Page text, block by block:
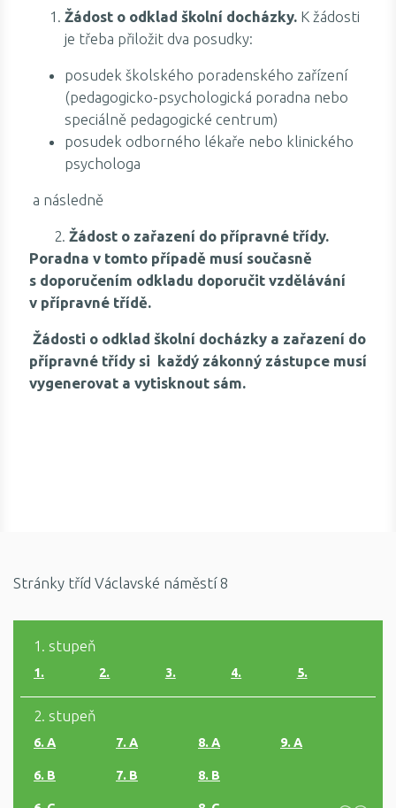
Žádost o odklad školní docházky. K žádosti
je třeba přiložit dva posudky:
posudek školského poradenského zařízení
(pedagogicko-psychologická poradna nebo
speciálně pedagogické centrum)
posudek odborného lékaře nebo klinického
psychologa
a následně
2. Žádost o zařazení do přípravné třídy.
Poradna v tomto případě musí současně
s doporučením odkladu doporučit vzdělávání
v přípravné třídě.
Žádosti o odklad školní docházky a zařazení do
přípravné třídy si každý zákonný zástupce musí
vygenerovat a vytisknout sám.
Stránky tříd Václavské náměstí 8
1. stupeň
1. 2. 3. 4. 5.
2. stupeň
6. A
6. B
7. A
7. B
8. A
8. B
9. A